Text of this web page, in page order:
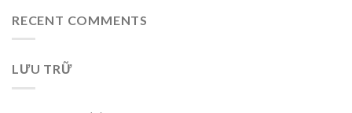
RECENT COMMENTS
LƯU TRỮ